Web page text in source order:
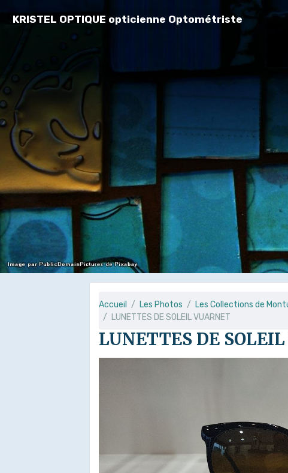
KRISTEL OPTIQUE opticienne Optométriste
Accueil Les Photos Les Collections de
LUNETTES DE SOLEIL VUARNET
LUNETTES DE